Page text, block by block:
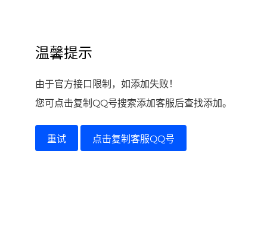
温馨提示
由于官方接口限制，如添加失败！
您可点击复制QQ号搜索添加客服后查找添加。
重试 点击复制客服QQ号